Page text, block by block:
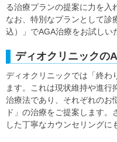
る治療プランの提案に力を入
なお、特別なプランとして診
込）」でAGA治療をお試しい
ディオクリニックの
ディオクリニックでは「終わ
ます。これは現状維持や進行
治療法であり、それぞれのお
ド」の治療をご提案します
した丁寧なカウンセリングに